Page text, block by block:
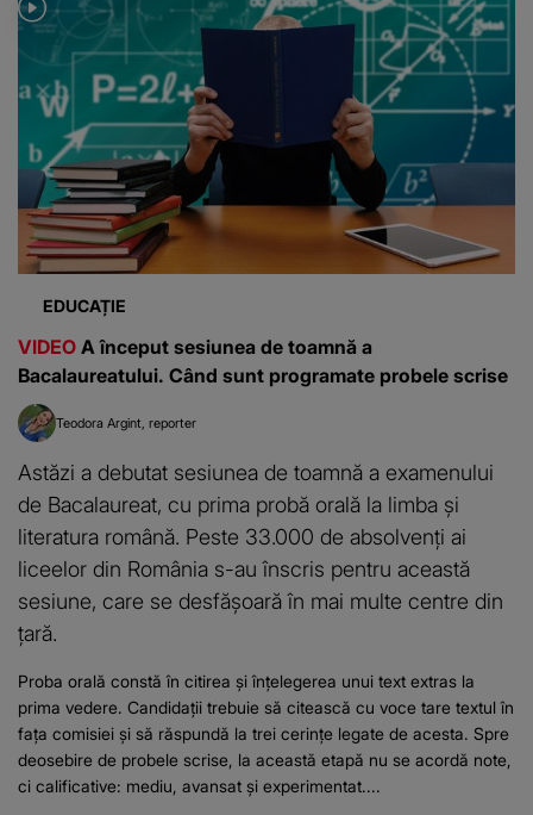
EDUCAȚIE
VIDEO A început sesiunea de toamnă a
Bacalaureatului. Când sunt programate probele scrise
Teodora Argint reporter
Astăzi a debutat sesiunea de toamnă a examenului
de Bacalaureat, cu prima probă orală la limba și
literatura română. Peste 33.000 de absolvenți ai
liceelor din România s-au înscris pentru această
sesiune, care se desfășoară în mai multe centre din
țară.
Proba orală constă în citirea și înțelegerea unui text extras la
prima vedere. Candidații trebuie să citească cu voce tare textul în
fața comisiei și să răspundă la trei cerințe legate de acesta. Spre
deosebire de probele scrise, la această etapă nu se acordă note,
ci calificative: mediu, avansat și experimentat....